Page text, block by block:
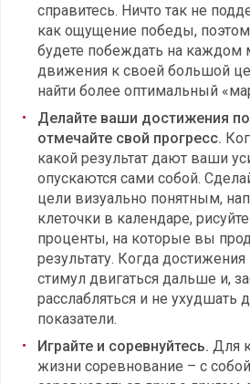
справитесь. Ничто так не
как ощущение победы,
будете побеждать на каждом
движения к своей большой
найти более оптимальный
Делайте ваши достижения
отмечайте свой прогресс.
какой результат дают ваши
опускаются сами собой.
цели визуально понятным,
клеточки в календаре,
проценты, на которые вы
результату. Когда
стимул двигаться дальше и,
расслабляться и не ухудшать
показатели.
Играйте и соревнуйтесь. Для
жизни соревнование – с